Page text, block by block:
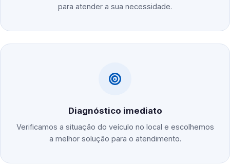
para atender a sua necessidade.
Diagnóstico imediato
Verificamos a situação do veículo no local e escolhemos
a melhor solução para o atendimento.